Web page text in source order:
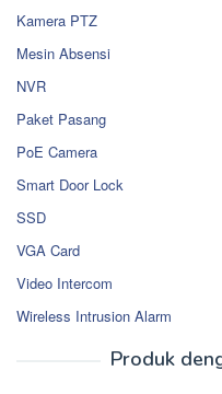
Kamera PTZ
Mesin Absensi
NVR
Paket Pasang
PoE Camera
Smart Door Lock
SSD
VGA Card
Video Intercom
Wireless Intrusion Alarm
Produk